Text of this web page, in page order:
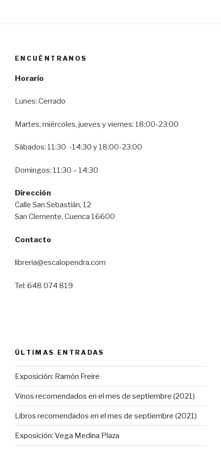
ENCUÉNTRANOS
Horario
Lunes: Cerrado
Martes, miércoles, jueves y viernes: 18:00-23:00
Sábados: 11:30 -14:30 y 18:00-23:00
Domingos: 11:30 – 14:30
Dirección
Calle San Sebastián, 12
San Clemente, Cuenca 16600
Contacto
libreria@escalopendra.com
Tel: 648 074 819
ÚLTIMAS ENTRADAS
Exposición: Ramón Freire
Vinos recomendados en el mes de septiembre (2021)
Libros recomendados en el mes de septiembre (2021)
Exposición: Vega Medina Plaza